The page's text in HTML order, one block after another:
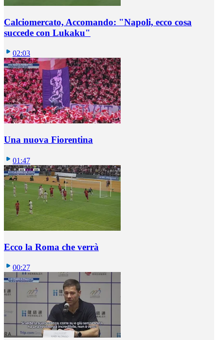
Calciomercato, Accomando: "Napoli, ecco cosa
succede con Lukaku"
02:03
Una nuova Fiorentina
01:47
Ecco la Roma che verrà
00:27